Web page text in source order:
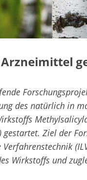
des natürlich in
gestartet. Ziel der
Wirkstoffs und